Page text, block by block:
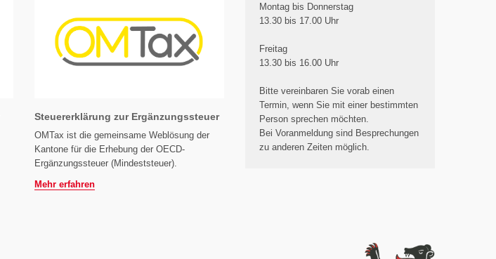
Steuererklärung zur Ergänzungssteuer
OMTax ist die gemeinsame Weblösung der
Kantone für die Erhebung der OECD-
Ergänzungssteuer (Mindeststeuer).
Mehr erfahren
Montag bis Donnerstag
13.30 bis 17.00 Uhr
Freitag
13.30 bis 16.00 Uhr
Bitte vereinbaren Sie vorab einen
Termin, wenn Sie mit einer bestimmten
Person sprechen möchten.
Bei Voranmeldung sind Besprechungen
zu anderen Zeiten möglich.